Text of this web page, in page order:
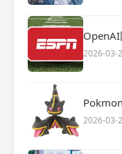
2026-03-
2026-03-